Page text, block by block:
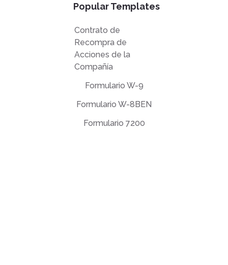
Popular Templates
Contrato de
Recompra de
Acciones de la
Compañía
Formulario W-9
Formulario W-8BEN
Formulario 7200